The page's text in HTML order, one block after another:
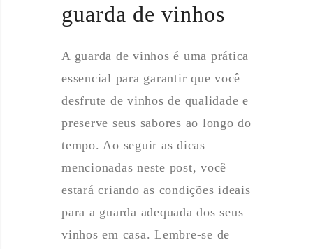
guarda de vinhos
A guarda de vinhos é uma prática
essencial para garantir que você
desfrute de vinhos de qualidade e
preserve seus sabores ao longo do
tempo. Ao seguir as dicas
mencionadas neste post, você
estará criando as condições ideais
para a guarda adequada dos seus
vinhos em casa. Lembre-se de